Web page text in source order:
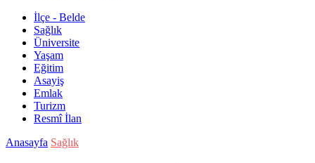
İlçe - Belde
Sağlık
Üniversite
Yaşam
Eğitim
Asayiş
Emlak
Turizm
Resmî İlan
Anasayfa Sağlık